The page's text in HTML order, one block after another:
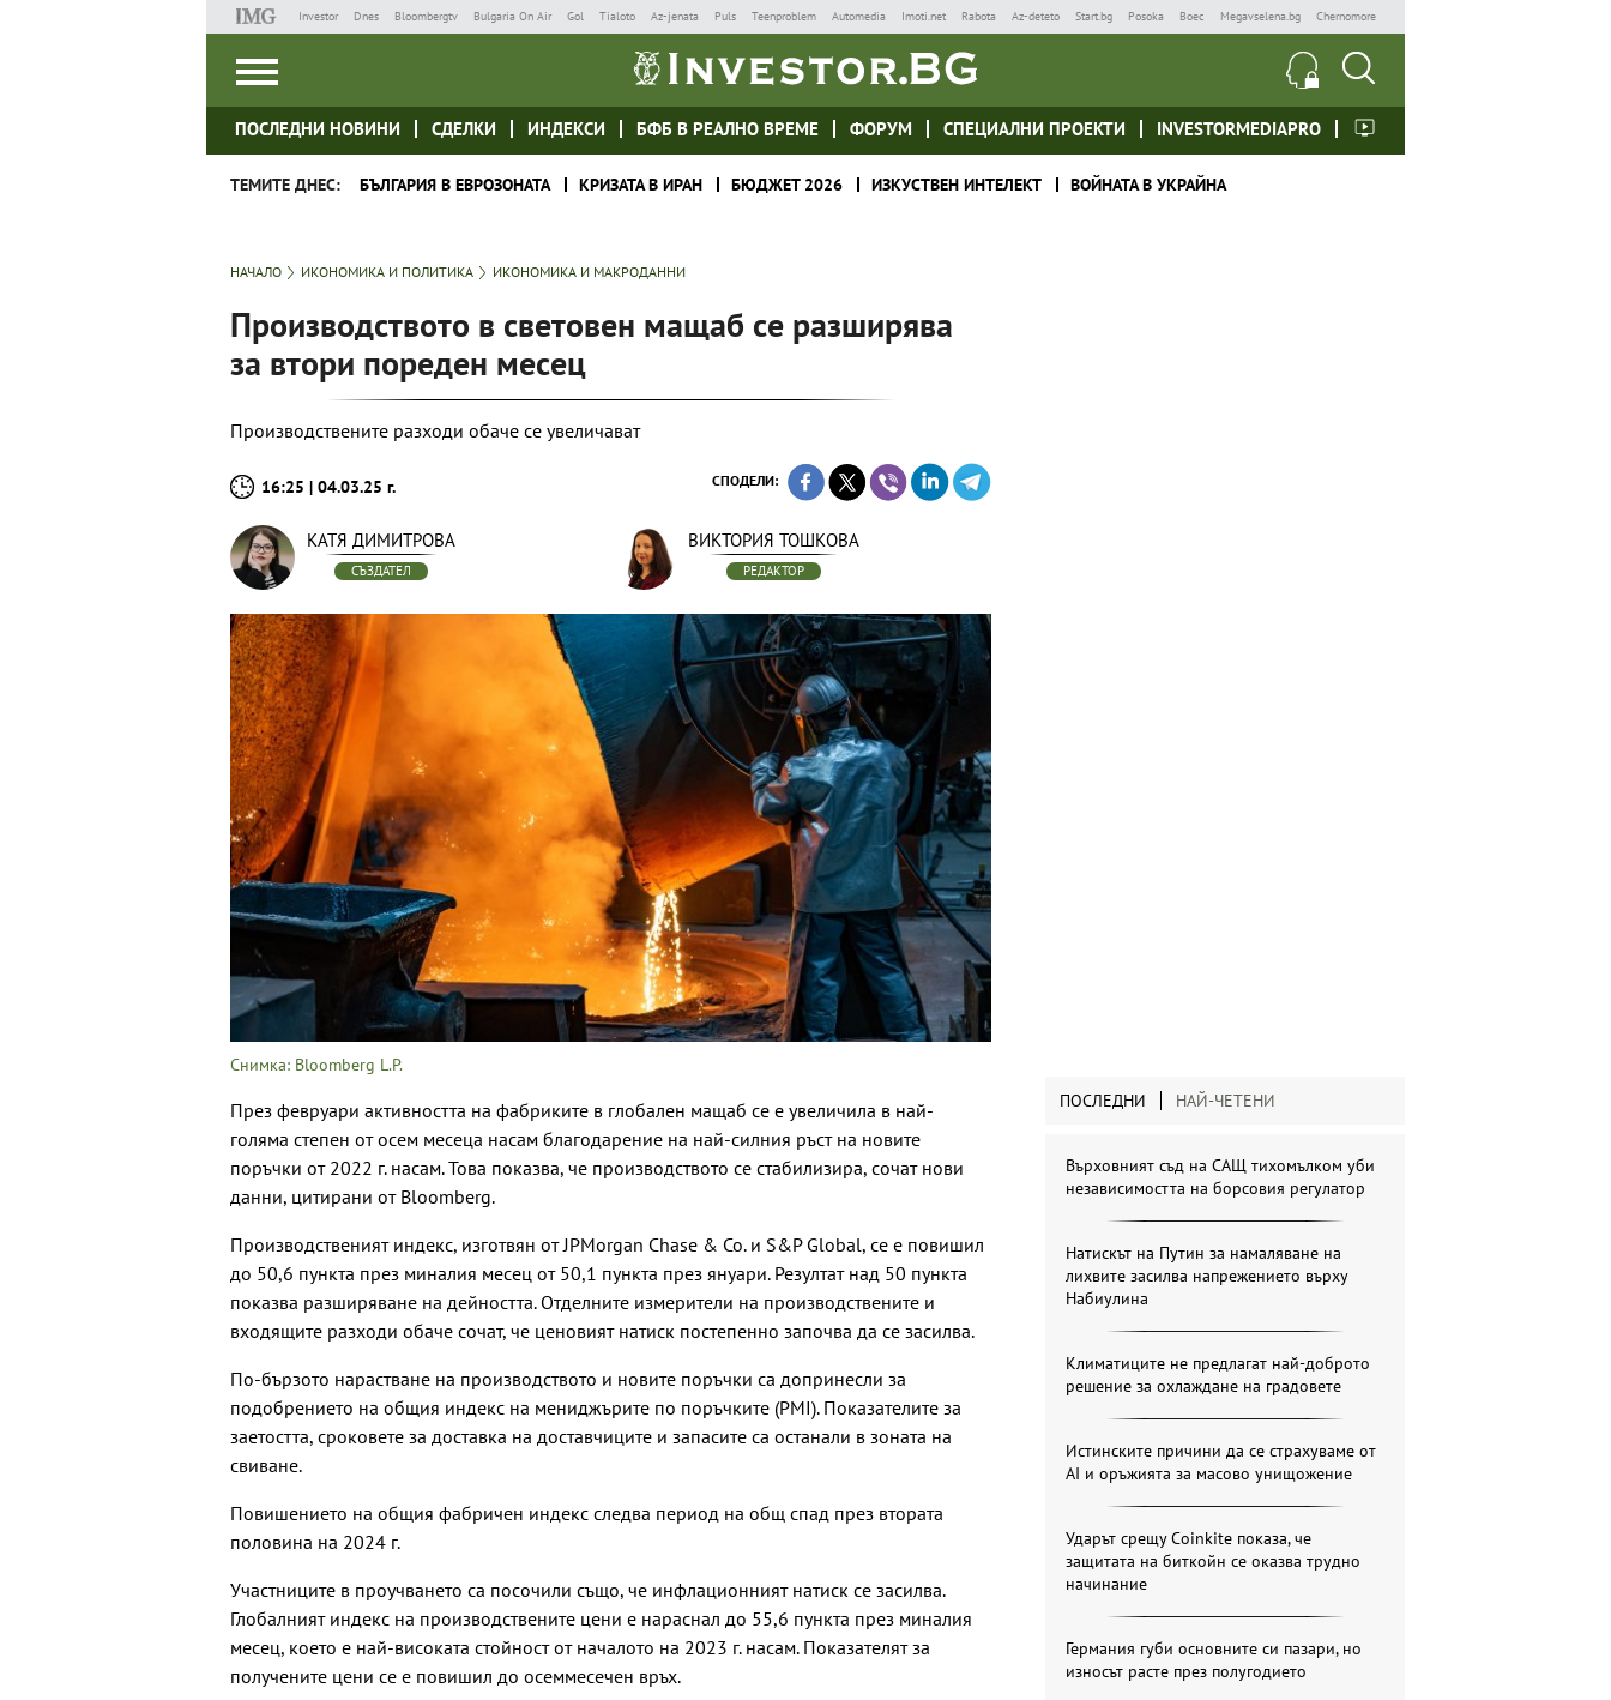
Investor Dnes Bloombergtv Bulgaria On Air Gol Tialoto Az-jenata Puls Teenproblem Automedia Imoti.net Rabota Az-deteto Start.bg Posoka Boec Megavselena.bg Chernomore
ПОСЛЕДНИ НОВИНИ СДЕЛКИ ИНДЕКСИ БФБ В РЕАЛНО ВРЕМЕ ФОРУМ СПЕЦИАЛНИ ПРОЕКТИ INVESTORMEDIAPRO
ТЕМИТЕ ДНЕС: БЪЛГАРИЯ В ЕВРОЗОНАТА КРИЗАТА В ИРАН БЮДЖЕТ 2026 ИЗКУСТВЕН ИНТЕЛЕКТ ВОЙНАТА В УКРАЙНА
НАЧАЛО ИКОНОМИКА И ПОЛИТИКА ИКОНОМИКА И МАКРОДАННИ
Производството в световен мащаб се разширява
за втори пореден месец
Производствените разходи обаче се увеличават
16:25 | 04.03.25 г. СПОДЕЛИ:
КАТЯ ДИМИТРОВА
СЪЗДАТЕЛ
ВИКТОРИЯ ТОШКОВА
РЕДАКТОР
Снимка: Bloomberg L.P.
През февруари активността на фабриките в глобален мащаб се е увеличила в най-
голяма степен от осем месеца насам благодарение на най-силния ръст на новите
поръчки от 2022 г. насам. Това показва, че производството се стабилизира, сочат нови
данни, цитирани от Bloomberg.
Производственият индекс, изготвян от JPMorgan Chase & Co. и S&P Global, се е повишил
до 50,6 пункта през миналия месец от 50,1 пункта през януари. Резултат над 50 пункта
показва разширяване на дейността. Отделните измерители на производствените и
входящите разходи обаче сочат, че ценовият натиск постепенно започва да се засилва.
По-бързото нарастване на производството и новите поръчки са допринесли за
подобрението на общия индекс на мениджърите по поръчките (PMI). Показателите за
заетостта, сроковете за доставка на доставчиците и запасите са останали в зоната на
свиване.
Повишението на общия фабричен индекс следва период на общ спад през втората
половина на 2024 г.
Участниците в проучването са посочили също, че инфлационният натиск се засилва.
Глобалният индекс на производствените цени е нараснал до 55,6 пункта през миналия
месец, което е най-високата стойност от началото на 2023 г. насам. Показателят за
получените цени се е повишил до осеммесечен връх.
ПОСЛЕДНИ НАЙ-ЧЕТЕНИ
Върховният съд на САЩ тихомълком уби
независимостта на борсовия регулатор
Натискът на Путин за намаляване на
лихвите засилва напрежението върху
Набиулина
Климатиците не предлагат най-доброто
решение за охлаждане на градовете
Истинските причини да се страхуваме от
AI и оръжията за масово унищожение
Ударът срещу Coinkite показа, че
защитата на биткойн се оказва трудно
начинание
Германия губи основните си пазари, но
износът расте през полугодието